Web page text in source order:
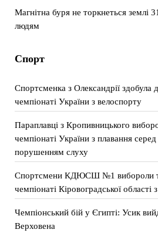
Магнітна буря не торкнеться землі
людям
Спорт
Спортсменка з Олександрії здобула
чемпіонаті України з велоспорту
Параплавці з Кропивницького
чемпіонаті України з плавання
порушенням слуху
Спортсмени КДЮСШ №1 вибороли
чемпіонаті Кіровоградської області
Чемпіонський бій у Єгипті: Усик
Верховена